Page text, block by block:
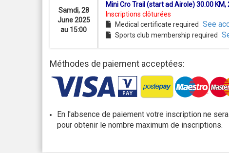
Samdi, 28
June 2025
au 15:00
Mini Cro Trail (start ad Airole) 30.00
Inscriptions clôturées
Medical certificate required
See
Sports club membership required
Méthodes de paiement acceptées:
En l'absence de paiement votre inscription ne
pour obtenir le nombre maximum de inscriptions.